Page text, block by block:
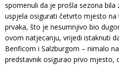
spomenuli da je prošla sezona
uspjela osigurati četvrto mjesto na
prvaka, što je nesumnjivo bio
ovom natjecanju, vrijedi istaknuti
Benficom i Salzburgom – nimalo
predstavnik osigurao prvo mjesto,